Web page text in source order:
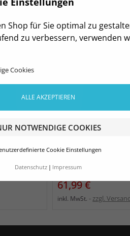
Shop für Sie optimal zu
zu verbessern, verwenden
Cookies
ALLE AKZEPTIEREN
NOTWENDIGE COOKIES
Cookie Einstellungen
Datenschutz Impressum
WSV LK
Preis
61,99 €
inkl. MwSt. zzgl.